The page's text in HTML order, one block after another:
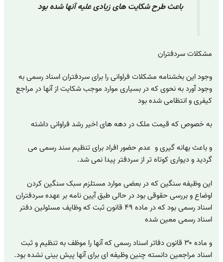
باعث طرح شکایت های زیادی علیه آنها شده بود
مشکلات سردفتران
وجود این بخشنامه مشکلات فراوانی را برای سردفتران اسناد رسمی به
وجود آورد به نحوی که در بسیاری موارد موجب شکایت از آنها در مراجع
کیفری و انتظامی شده بود
به خصوص که قیمت ملک در دهه های اخیر رشد فراوانی داشته
و باعث بهانه گیری و عدم حضور افراد برای تنظیم سند رسمی می
گردید و دیواری کوتاه تر از سردفتر پیدا نمی شد.
این وظیفه سنگین که در بعضی موارد مستلزم سبک سنگین کردن
اوضاع و بررسی حقوقی بود در حالی طبق آیین نامه بر عهده سردفتران
اسناد رسمی بود که در ماده ۴۹ قانون ثبت که وظایف مسئولین دفتر
اسناد رسمی معین شده
و ماده ۳۰ قانون دفاتر اسناد رسمی که آنها را موظف به تنظیم و ثبت
اسناد مراجعین دانسته چنین وظیفه ای برای آنها پیش بینی نشده بود.